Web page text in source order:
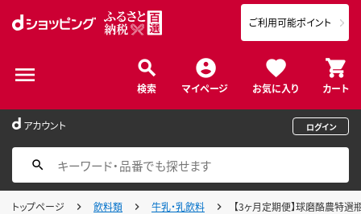
検索 マイページ お気に入り カート
ご利用可能ポイント
アカウント ログイン
トップページ 飲料類 牛乳・乳飲料 【3ヶ月定期便】球磨酪農特